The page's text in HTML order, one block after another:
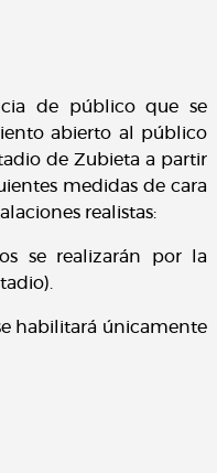
de público que se
abierto al público
de Zubieta a partir
medidas de cara
realistas:
se realizarán por la
habilitará únicamente